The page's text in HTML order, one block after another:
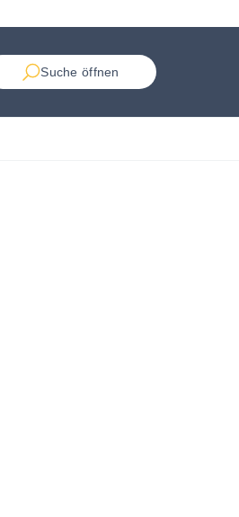
Suche öffnen